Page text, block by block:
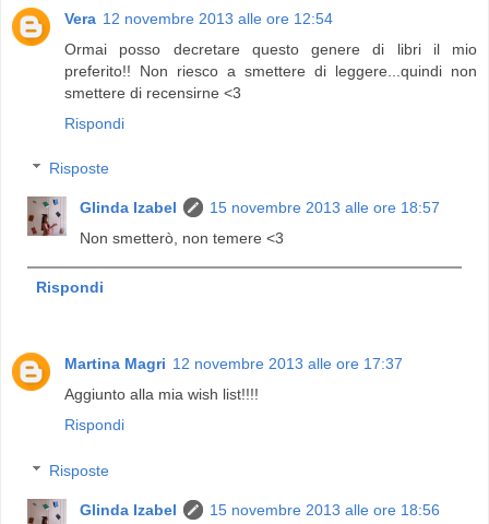
Vera 12 novembre 2013 alle ore 12:54
Ormai posso decretare questo genere di libri il mio
preferito!! Non riesco a smettere di leggere...quindi non
smettere di recensirne <3
Rispondi
Risposte
Glinda Izabel
15 novembre 2013 alle ore 18:57
Non smetterò, non temere <3
Rispondi
Martina Magri 12 novembre 2013 alle ore 17:37
Aggiunto alla mia wish list!!!!
Rispondi
Risposte
Glinda Izabel
15 novembre 2013 alle ore 18:56